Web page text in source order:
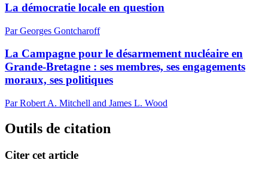
La démocratie locale en question
Par Georges Gontcharoff
La Campagne pour le désarmement nucléaire en
Grande-Bretagne : ses membres, ses engagements
moraux, ses politiques
Par Robert A. Mitchell and James L. Wood
Outils de citation
Citer cet article